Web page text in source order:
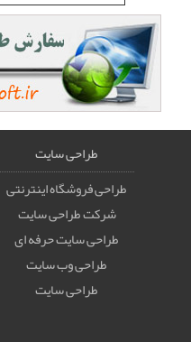
طراحی سایت
طراحی فروشگاه اینترنتی
شرکت طراحی سایت
طراحی سایت حرفه ای
طراحی وب سایت
طراحی سایت